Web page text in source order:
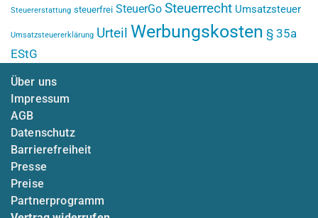
Steuererstattung steuerfrei SteuerGo Steuerrecht Umsatzsteuer
Umsatzsteuererklärung Urteil Werbungskosten § 35a
EStG
Über uns
Impressum
AGB
Datenschutz
Barrierefreiheit
Presse
Preise
Partnerprogramm